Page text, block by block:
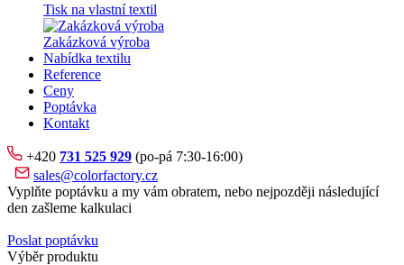
Tisk na vlastní textil
Zakázková výroba
Nabídka textilu
Reference
Ceny
Poptávka
Kontakt
+420 731 525 929 (po-pá 7:30-16:00)
sales@colorfactory.cz
Vyplňte poptávku a my vám obratem, nebo nejpozději následující
den zašleme kalkulaci
Poslat poptávku
Výběr produktu